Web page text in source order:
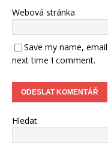
Webová stránka
Save my name,
next time I comment.
Hledat